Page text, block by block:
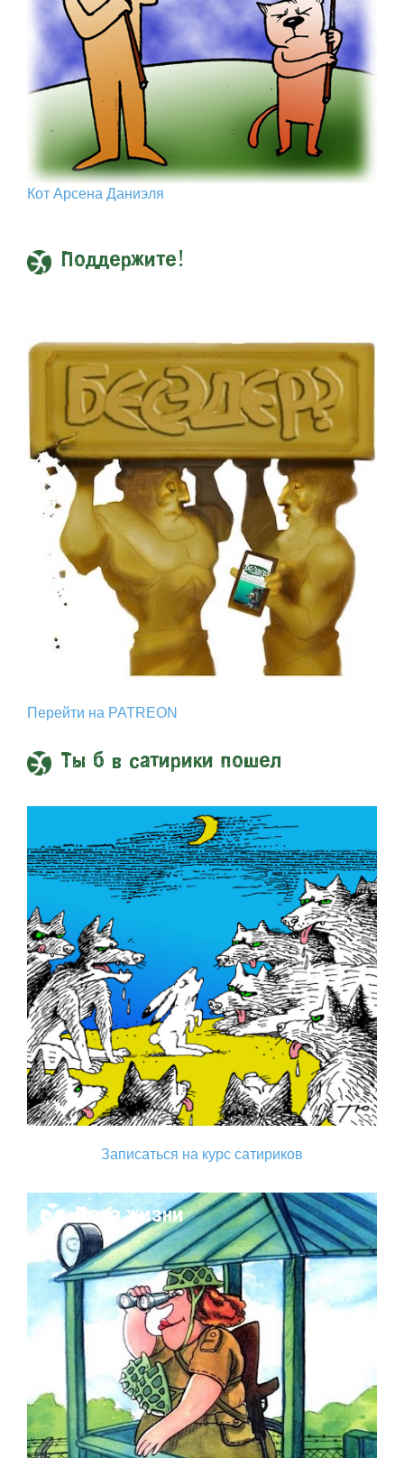
Кот Арcена Даниэля
Поддержите!
Перейти на PATREON
Ты б в сатирики пошел
Записаться на курс сатириков
Поза жизни